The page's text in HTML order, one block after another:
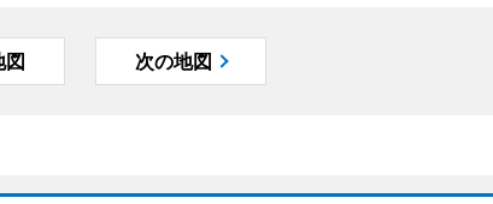
図 次の地図